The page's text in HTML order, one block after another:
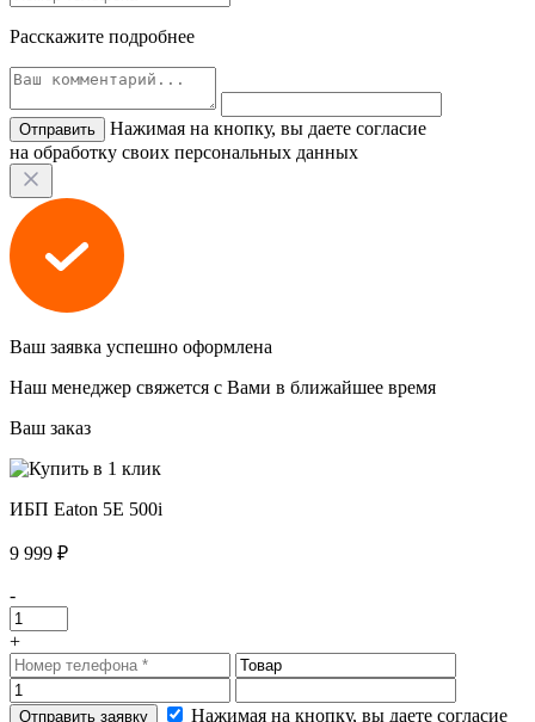
Расскажите подробнее
Нажимая на кнопку, вы даете согласие
на обработку своих персональных данных
Ваш заявка успешно оформлена
Наш менеджер свяжется с Вами в ближайшее время
Ваш заказ
ИБП Eaton 5E 500i
9 999 ₽
-
+
Нажимая на кнопку, вы даете согласие